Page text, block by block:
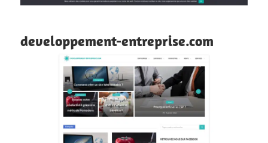
developpement-entreprise.com